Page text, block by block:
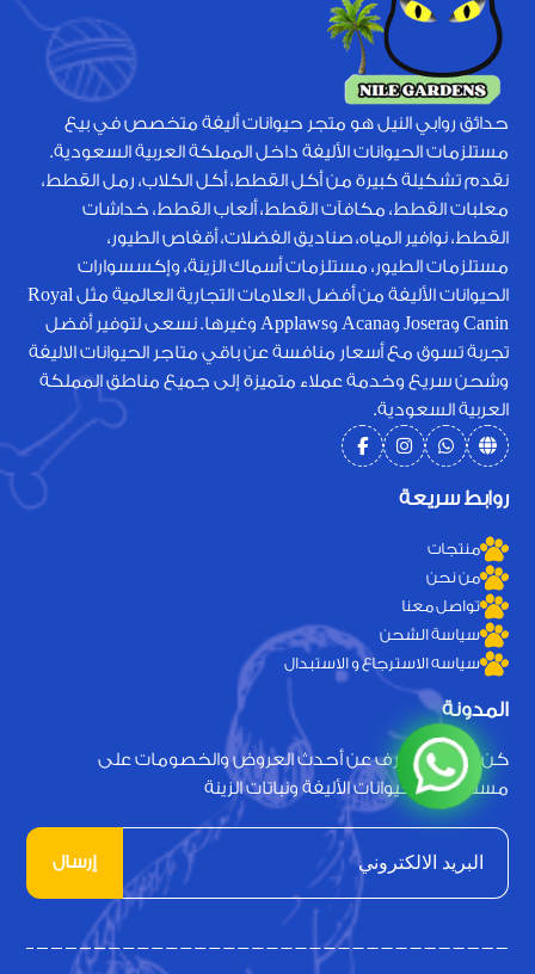
حدائق روابي النيل هو متجر حيوانات أليفة متخصص في بيع
مستلزمات الحيوانات الأليفة داخل المملكة العربية السعودية.
نقدم تشكيلة كبيرة من أكل القطط، أكل الكلاب، رمل القطط،
معلبات القطط، مكافآت القطط، ألعاب القطط، خداشات
القطط، نوافير المياه، صناديق الفضلات، أقفاص الطيور،
مستلزمات الطيور، مستلزمات أسماك الزينة، وإكسسوارات
الحيوانات الأليفة من أفضل العلامات التجارية العالمية مثل Royal
Canin وJosera وAcana وApplaws وغيرها. نسعى لتوفير أفضل
تجربة تسوق مع أسعار منافسة عن باقي متاجر الحيوانات الاليفة
وشحن سريع وخدمة عملاء متميزة إلى جميع مناطق المملكة
العربية السعودية.
روابط سريعة
منتجات
من نحن
تواصل معنا
سياسة الشحن
سياسه الاسترجاع و الاستبدال
المدونة
كن أول من يعرف عن أحدث العروض والخصومات على
مستلزمات الحيوانات الأليفة ونباتات الزينة
إرسال